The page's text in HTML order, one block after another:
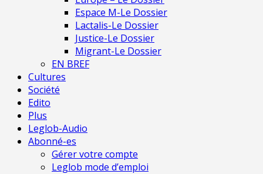
Espace M-Le Dossier
Lactalis-Le Dossier
Justice-Le Dossier
Migrant-Le Dossier
EN BREF
Cultures
Société
Edito
Plus
Leglob-Audio
Abonné-es
Gérer votre compte
Leglob mode d’emploi